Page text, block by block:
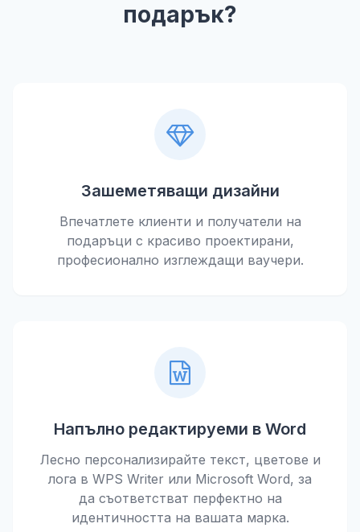
подарък?
Зашеметяващи дизайни
Впечатлете клиенти и получатели на
подаръци с красиво проектирани,
професионално изглеждащи ваучери.
Напълно редактируеми в Word
Лесно персонализирайте текст, цветове и
лога в WPS Writer или Microsoft Word, за
да съответстват перфектно на
идентичността на вашата марка.